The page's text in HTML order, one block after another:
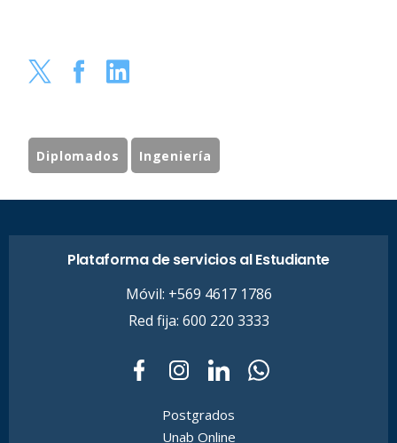
Diplomados Ingeniería